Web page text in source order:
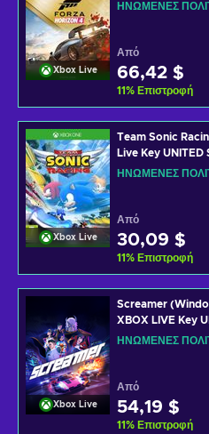
Xbox Live
ΗΝΩΜΈΝΕΣ
Από
66,42 $
11% Επιστροφή
Xbox Live
Team Sonic
Live Key UNITED
ΗΝΩΜΈΝΕΣ
Από
30,09 $
11% Επιστροφή
Xbox Live
Screamer
XBOX LIVE Key
ΗΝΩΜΈΝΕΣ
Από
54,19 $
11% Επιστροφή